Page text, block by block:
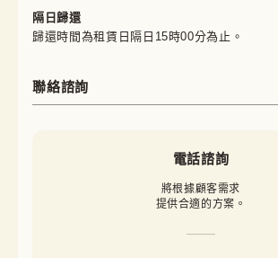
隔日歸還
歸還時間為租賃日隔日15時00分為止。
聯絡諮詢
電話諮詢
將根據顧客需求
提供合適的方案。